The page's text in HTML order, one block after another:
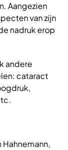
Aangezien
van zijn
nadruk erop
andere
cataract